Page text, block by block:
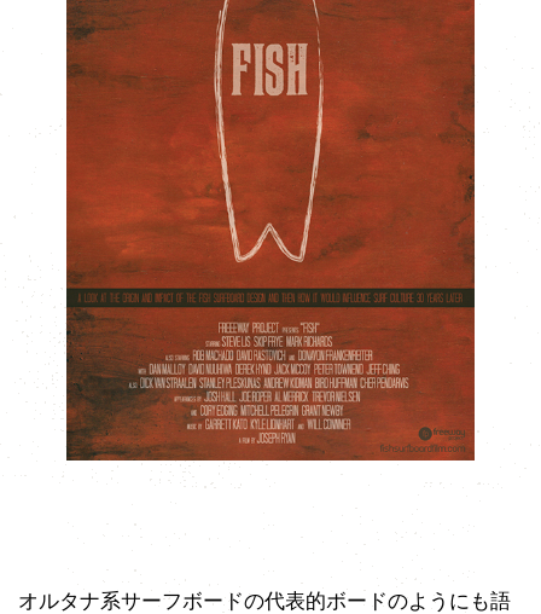
オルタナ系サーフボードの代表的ボードのようにも語